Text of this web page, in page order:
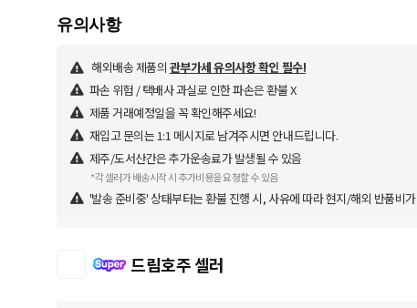
유의사항
해외배송 제품의 관부가세 유의사항 확인 필수!
파손 위험 / 택배사 과실로 인한 파손은 환불 X
제품 거래예정일을 꼭 확인해주세요!
재입고 문의는 1:1 메시지로 남겨주시면 안내드립니다.
제주/도서산간은 추가운송료가 발생될 수 있음
*각 셀러가 배송시작 시 추가비용을 요청할 수 있음
'발송 준비중' 상태부터는 환불 진행 시, 사유에 따라 현지/해외 반품비
드림호주 셀러